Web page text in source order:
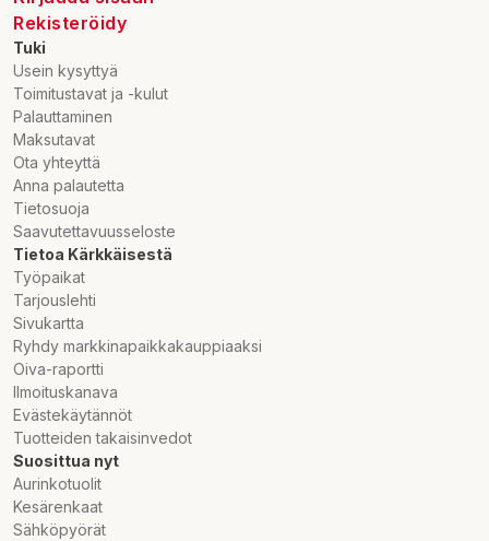
Rekisteröidy
Tuki
Usein kysyttyä
Toimitustavat ja -kulut
Palauttaminen
Maksutavat
Ota yhteyttä
Anna palautetta
Tietosuoja
Saavutettavuusseloste
Tietoa Kärkkäisestä
Työpaikat
Tarjouslehti
Sivukartta
Ryhdy markkinapaikkakauppiaaksi
Oiva-raportti
Ilmoituskanava
Evästekäytännöt
Tuotteiden takaisinvedot
Suosittua nyt
Aurinkotuolit
Kesärenkaat
Sähköpyörät